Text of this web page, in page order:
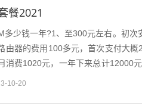
餐2021
多少钱一年?1、至300元左右。初
由器的费用100多元，首次支付大
消费1020元，一年下来总计12000
价格表如...
10-20